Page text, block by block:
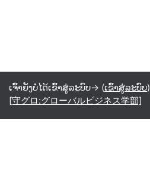
ເຈົ້າຍັງບໍ່ໄດ້ເຂົ້າສູ່ລະບົບ-> (ເຂົ້າສູ່ລະບົບ)
[守グロ:グローバルビジネス学部]
Laotian ‎(lo)‎